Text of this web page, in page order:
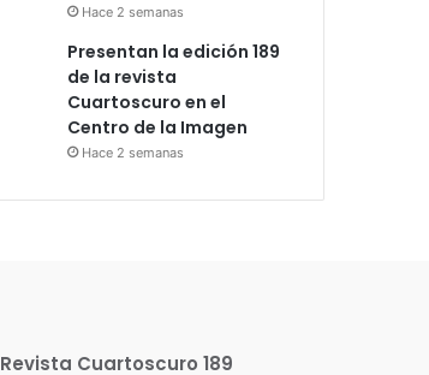
Hace 2 semanas
Presentan la edición 189
de la revista
Cuartoscuro en el
Centro de la Imagen
Hace 2 semanas
Revista Cuartoscuro 189